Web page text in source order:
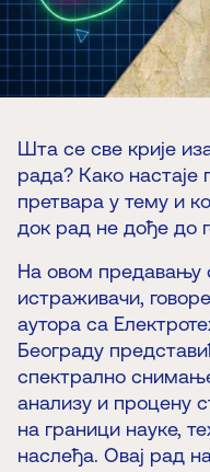
Шта се све крије
рада? Како настаје
претвара у тему и
док рад не дође до
На овом предавању
истраживачи,
аутора са
Београду
спектрално
анализу и процену
на граници науке,
наслеђа. Овај рад